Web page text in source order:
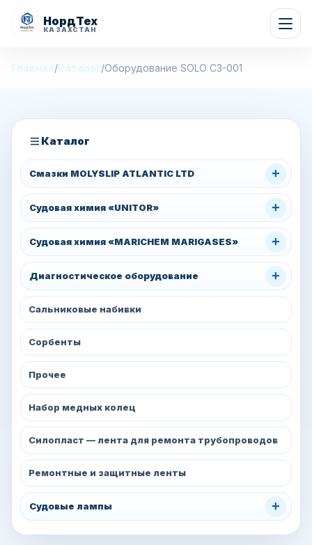
НордТех
КАЗАХСТАН
Главная/Каталог/Оборудование SOLO C3-001
Каталог
Смазки MOLYSLIP ATLANTIC LTD +
Судовая химия «UNITOR» +
Судовая химия «MARICHEM MARIGASES» +
Диагностическое оборудование +
Сальниковые набивки
Сорбенты
Прочее
Набор медных колец
Силопласт — лента для ремонта трубопроводов
Ремонтные и защитные ленты
Судовые лампы +